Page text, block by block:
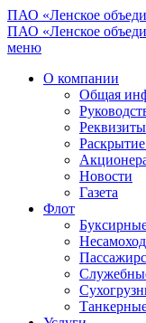
ПАО «Ленское
ПАО «Ленское
меню
О компании
Общая
Реквизиты
Новости
Газета
Флот